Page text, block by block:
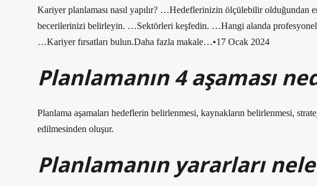
Kariyer planlaması nasıl yapılır? …Hedeflerinizin ölçülebilir olduğundan
becerilerinizi belirleyin. …Sektörleri keşfedin. …Hangi alanda
…Kariyer fırsatları bulun.Daha fazla makale…•17 Ocak 2024
Planlamanın 4 aşaması
Planlama aşamaları hedeflerin belirlenmesi, kaynakların belirlenmesi,
edilmesinden oluşur.
Planlamanın yararları